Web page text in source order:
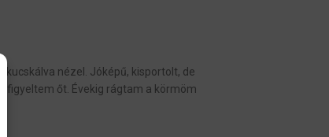
nézel. Jóképű, kisportolt, de
figyeltem őt. Évekig rágtam a körmöm